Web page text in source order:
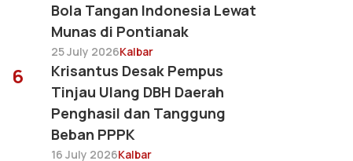
Bola Tangan Indonesia Lewat
Munas di Pontianak
25 July 2026Kalbar
6
Krisantus Desak Pempus
Tinjau Ulang DBH Daerah
Penghasil dan Tanggung
Beban PPPK
16 July 2026Kalbar